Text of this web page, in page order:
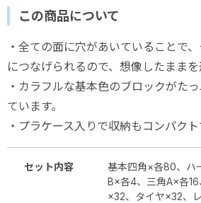
この商品について
・全ての面に穴があいていることで
につなげられるので、想像したままを
・カラフルな基本色のブロックがた
ています。
・プラケース入りで収納もコンパクト
セット内容
基本四角×各80、ハ
B×各4、三角A×各
×32、タイヤ×32、